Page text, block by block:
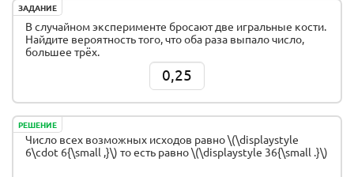
ЗАДАНИЕ
В случайном эксперименте бросают две игральные кости.
Найдите вероятность того, что оба раза выпало число,
большее трёх.
0,25
РЕШЕНИЕ
Число всех возможных исходов равно \(\displaystyle
6\cdot 6{\small ,}\) то есть равно \(\displaystyle 36{\small .}\)